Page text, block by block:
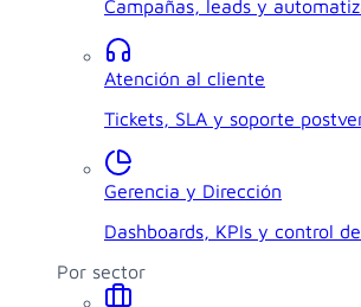
Campañas, leads y
Atención al cliente
Tickets, SLA y soporte
Gerencia y Dirección
Dashboards, KPIs y control
Por sector